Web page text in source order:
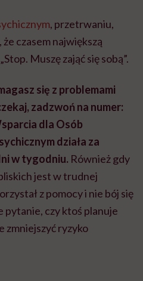
, przetrwaniu,
czasem największą
Muszę zająć się sobą”.
się z problemami
zadzwoń na numer:
dla Osób
działa za
w tygodniu. Również gdy
jest w trudnej
z pomocy i nie bój się
pytanie, czy ktoś planuje
zmniejszyć ryzyko